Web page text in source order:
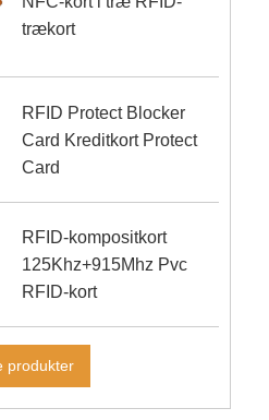
trækort
RFID Protect Blocker
Card Kreditkort Protect
Card
RFID-kompositkort
125Khz+915Mhz Pvc
RFID-kort
produkter